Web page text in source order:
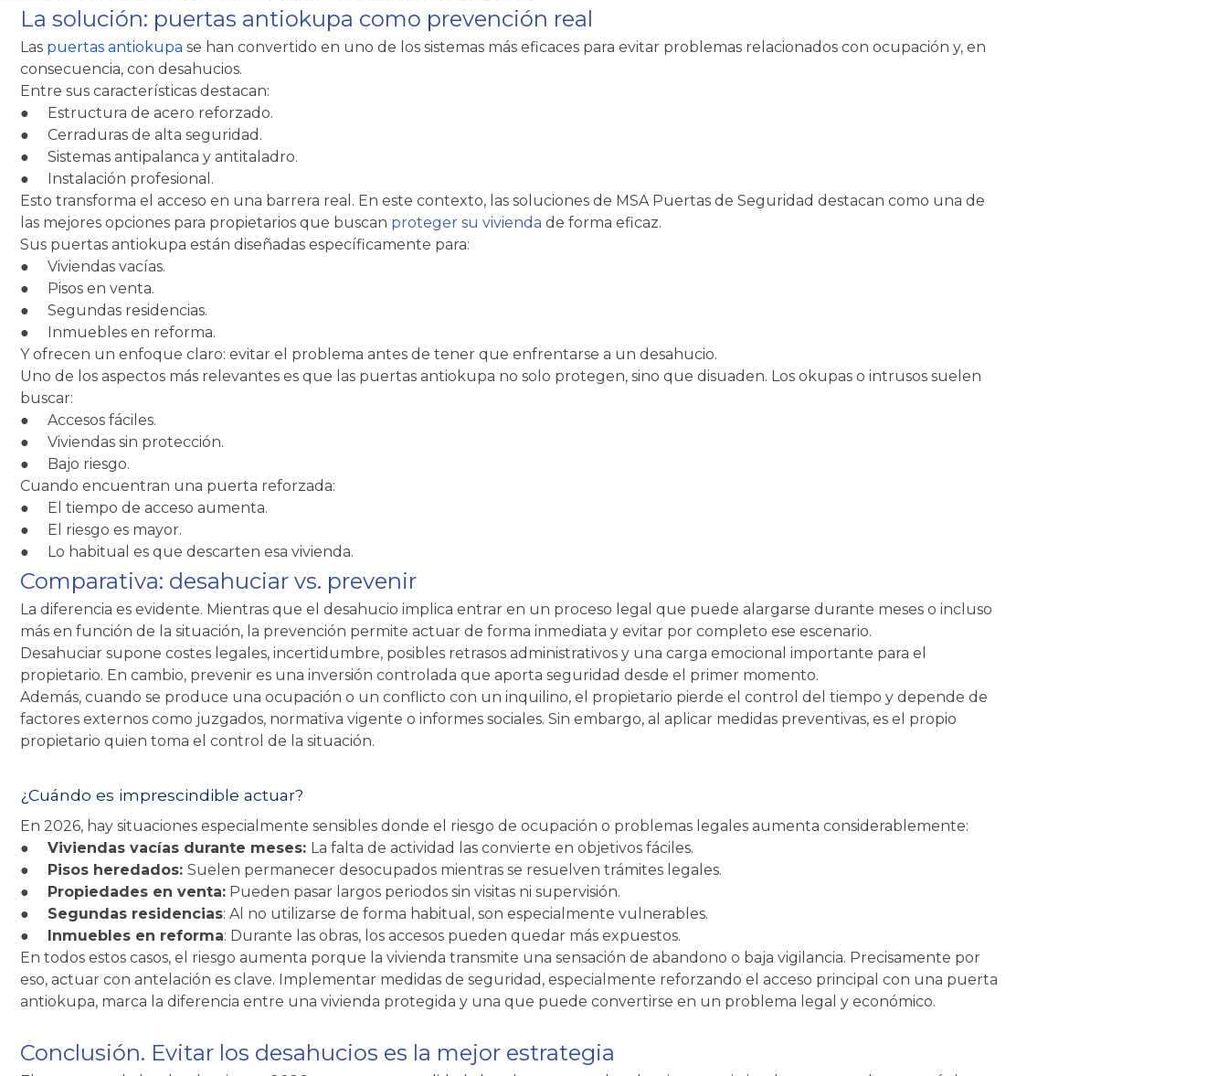
La solución: puertas antiokupa como prevención real
Las puertas antiokupa se han convertido en uno de los sistemas más eficaces para evitar problemas relacionados con ocupación y, en
consecuencia, con desahucios.
Entre sus características destacan:
●
Estructura de acero reforzado.
● Cerraduras de alta seguridad.
● Sistemas antipalanca y antitaladro.
●
Instalación profesional.
Esto transforma el acceso en una barrera real. En este contexto, las soluciones de MSA Puertas de Seguridad destacan como una de
las mejores opciones para propietarios que buscan proteger su vivienda de forma eficaz.
Sus puertas antiokupa están diseñadas específicamente para:
● Viviendas vacías.
●
Pisos en venta.
● Segundas residencias.
●
Inmuebles en reforma.
Y ofrecen un enfoque claro: evitar el problema antes de tener que enfrentarse a un desahucio.
Uno de los aspectos más relevantes es que las puertas antiokupa no solo protegen, sino que disuaden. Los okupas o intrusos suelen
buscar:
● Accesos fáciles.
● Viviendas sin protección.
●
Bajo riesgo.
Cuando encuentran una puerta reforzada:
●
El tiempo de acceso aumenta.
●
El riesgo es mayor.
●
Lo habitual es que descarten esa vivienda.
Comparativa: desahuciar vs. prevenir
La diferencia es evidente. Mientras que el desahucio implica entrar en un proceso legal que puede alargarse durante meses o incluso
más en función de la situación, la prevención permite actuar de forma inmediata y evitar por completo ese escenario.
Desahuciar supone costes legales, incertidumbre, posibles retrasos administrativos y una carga emocional importante para el
propietario. En cambio, prevenir es una inversión controlada que aporta seguridad desde el primer momento.
Además, cuando se produce una ocupación o un conflicto con un inquilino, el propietario pierde el control del tiempo y depende de
factores externos como juzgados, normativa vigente o informes sociales. Sin embargo, al aplicar medidas preventivas, es el propio
propietario quien toma el control de la situación.
¿Cuándo es imprescindible actuar?
En 2026, hay situaciones especialmente sensibles donde el riesgo de ocupación o problemas legales aumenta considerablemente:
● Viviendas vacías durante meses: La falta de actividad las convierte en objetivos fáciles.
●
Pisos heredados: Suelen permanecer desocupados mientras se resuelven trámites legales.
●
Propiedades en venta: Pueden pasar largos periodos sin visitas ni supervisión.
● Segundas residencias: Al no utilizarse de forma habitual, son especialmente vulnerables.
●
Inmuebles en reforma: Durante las obras, los accesos pueden quedar más expuestos.
En todos estos casos, el riesgo aumenta porque la vivienda transmite una sensación de abandono o baja vigilancia. Precisamente por
eso, actuar con antelación es clave. Implementar medidas de seguridad, especialmente reforzando el acceso principal con una puerta
antiokupa, marca la diferencia entre una vivienda protegida y una que puede convertirse en un problema legal y económico.
Conclusión. Evitar los desahucios es la mejor estrategia